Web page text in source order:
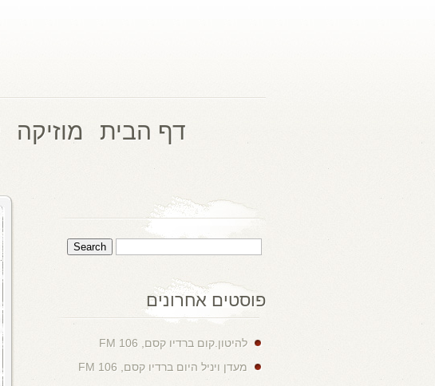
דף הבית מוזיקה
פוסטים אחרונים
להיטון.קום ברדיו קסם, 106 FM
מעדן ויניל היום ברדיו קסם, 106 FM